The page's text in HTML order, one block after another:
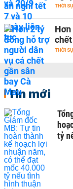
THỜI SỰ
THỜI SỰ
Tin mới
tỷ